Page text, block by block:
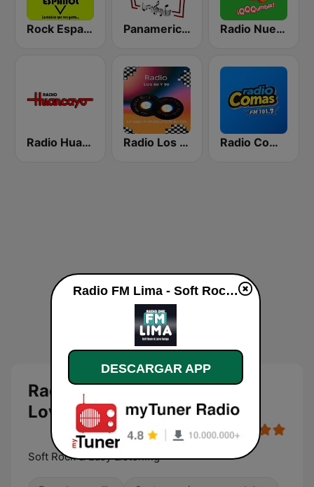
Rock Español Radio Panamericana Retro Rock Radio Nueva Q
Radio Huancayo Radio Los 80 y 90 Radio Comas FM
Radio FM Lima - Soft Rock -
Love Songs
Soft Rock & Easy Listening
Radio FM Lima - Soft Rock - Love Songs en vivo
DESCARGAR APP